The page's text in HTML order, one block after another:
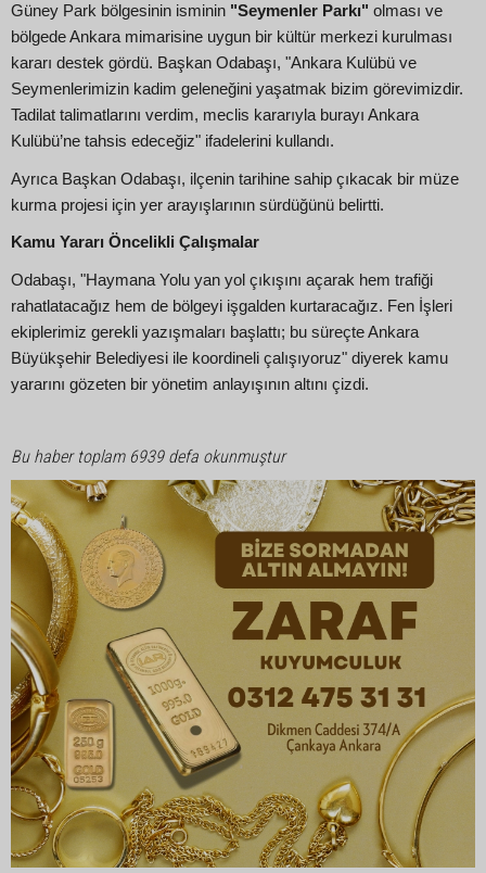
Güney Park bölgesinin isminin "Seymenler Parkı" olması ve
bölgede Ankara mimarisine uygun bir kültür merkezi kurulması
kararı destek gördü. Başkan Odabaşı, "Ankara Kulübü ve
Seymenlerimizin kadim geleneğini yaşatmak bizim görevimizdir.
Tadilat talimatlarını verdim, meclis kararıyla burayı Ankara
Kulübü’ne tahsis edeceğiz" ifadelerini kullandı.
Ayrıca Başkan Odabaşı, ilçenin tarihine sahip çıkacak bir müze
kurma projesi için yer arayışlarının sürdüğünü belirtti.
Kamu Yararı Öncelikli Çalışmalar
Odabaşı, "Haymana Yolu yan yol çıkışını açarak hem trafiği
rahatlatacağız hem de bölgeyi işgalden kurtaracağız. Fen İşleri
ekiplerimiz gerekli yazışmaları başlattı; bu süreçte Ankara
Büyükşehir Belediyesi ile koordineli çalışıyoruz" diyerek kamu
yararını gözeten bir yönetim anlayışının altını çizdi.
Bu haber toplam 6939 defa okunmuştur